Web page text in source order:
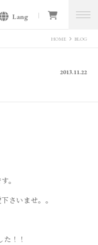
Lang
HOME BLOG
2013.11.22
。
さいませ。。
！！